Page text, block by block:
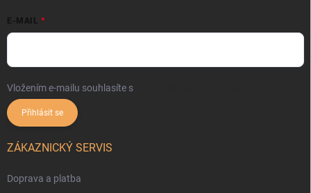
E-MAIL
Vložením e-mailu souhlasíte s
Přihlásit se
ZÁKAZNICKÝ SERVIS
Doprava a platba